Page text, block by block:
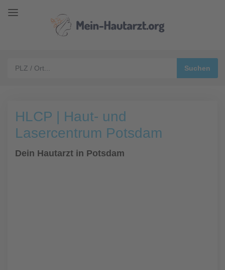
HLCP | Haut- und
Lasercentrum Potsdam
Dein Hautarzt in Potsdam